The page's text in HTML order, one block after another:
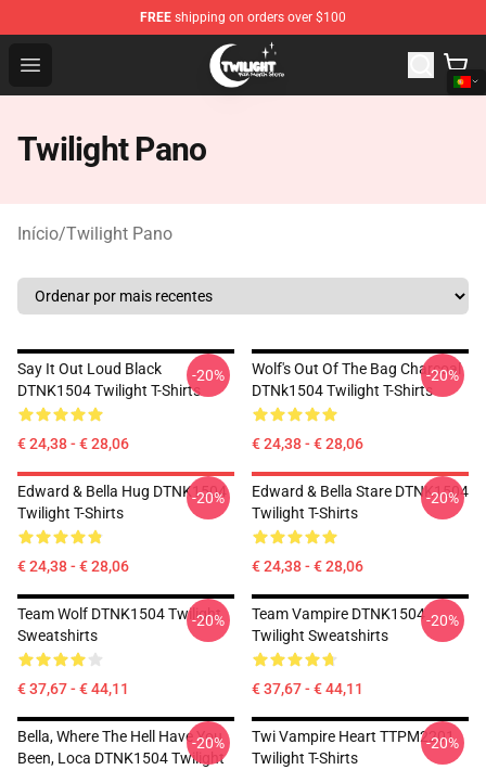
FREE shipping on orders over $100
Open menu
Twilight Store - Official Twilight Merchandise Shop
Twilight Pano
Início/Twilight Pano
Say It Out Loud Black
DTNK1504 Twilight T-Shirts
€ 24,38 - € 28,06
-20%
Wolf's Out Of The Bag Charcoal
DTNk1504 Twilight T-Shirts
€ 24,38 - € 28,06
-20%
Edward & Bella Hug DTNK1504
Twilight T-Shirts
€ 24,38 - € 28,06
-20%
Edward & Bella Stare DTNK1504
Twilight T-Shirts
€ 24,38 - € 28,06
-20%
Team Wolf DTNK1504 Twilight
Sweatshirts
€ 37,67 - € 44,11
-20%
Team Vampire DTNK1504
Twilight Sweatshirts
€ 37,67 - € 44,11
-20%
Bella, Where The Hell Have You
Been, Loca DTNK1504 Twilight
-20%
Twi Vampire Heart TTPM2201
Twilight T-Shirts
-20%